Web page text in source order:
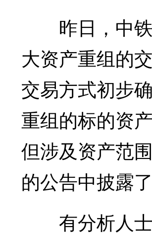
昨日，中铁
大资产重组的
交易方式初步
重组的标的资
但涉及资产范
的公告中披露
有分析人士